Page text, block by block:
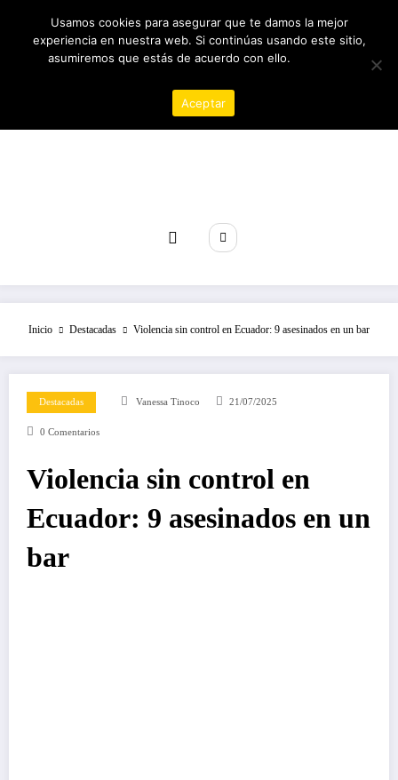
contenido
07/08/2026 3:50:59 PM
Inicio Destacadas Violencia sin control en Ecuador: 9 asesinados en un bar
Destacadas Vanessa Tinoco 21/07/2025
0 Comentarios
Violencia sin control en
Ecuador: 9 asesinados en un
bar
Usamos cookies para asegurar que te damos la mejor
experiencia en nuestra web. Si continúas usando este sitio,
asumiremos que estás de acuerdo con ello.
Aceptar